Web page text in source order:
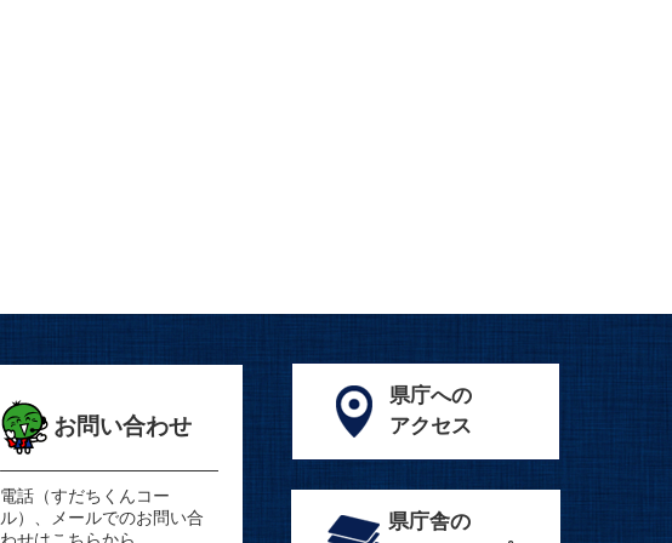
お問い合わせ
電話（すだちくんコー
ル）、メールでのお問い合
県庁への
アクセス
県庁舎の